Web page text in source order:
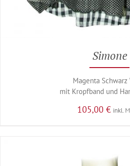
Simone
Magenta Schwarz
mit Kropfband und
105,00 € inkl.